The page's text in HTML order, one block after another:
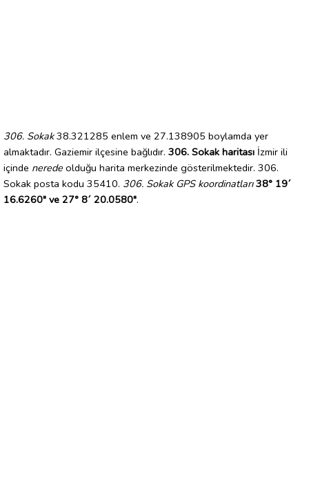
306. Sokak38.321285 enlem ve 27.138905 boylamda yer
almaktadır. Gaziemir ilçesine bağlıdır. 306. Sokak haritası İzmir ili
içinde nerede olduğu harita merkezinde gösterilmektedir. 306.
Sokak posta kodu 35410. 306. Sokak GPS koordinatları 38° 19´
16.6260" ve 27° 8´ 20.0580".